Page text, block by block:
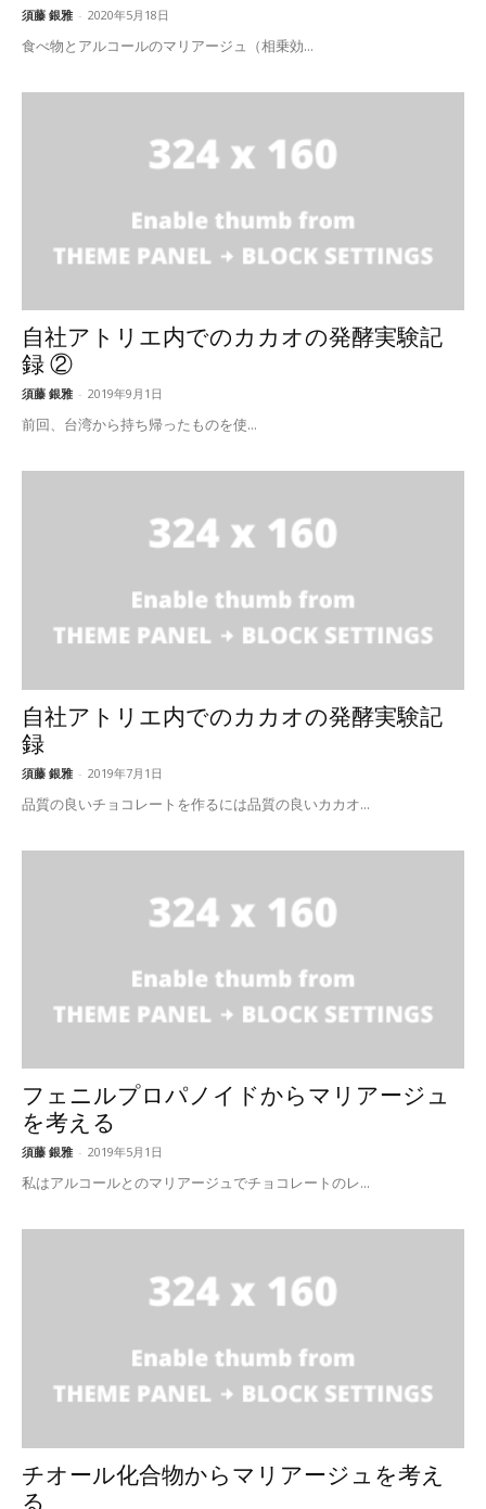
須藤 銀雅 - 2020年5月18日
食べ物とアルコールのマリアージュ（相乗効...
自社アトリエ内でのカカオの発酵実験記
録 ②
須藤 銀雅 - 2019年9月1日
前回、台湾から持ち帰ったものを使...
自社アトリエ内でのカカオの発酵実験記
録
須藤 銀雅 - 2019年7月1日
品質の良いチョコレートを作るには品質の良いカカオ...
フェニルプロパノイドからマリアージュ
を考える
須藤 銀雅 - 2019年5月1日
私はアルコールとのマリアージュでチョコレートのレ...
チオール化合物からマリアージュを考え
る